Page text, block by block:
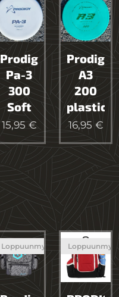
Prodigy
Pa-3
300
Soft
15,95 €
Prodigy
A3
200
plastic
16,95 €
Loppuunmyyty